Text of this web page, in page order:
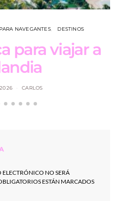
NAVEGANTES DESTINOS
para viajar a
CARLOS
NO SERÁ
ESTÁN MARCADOS